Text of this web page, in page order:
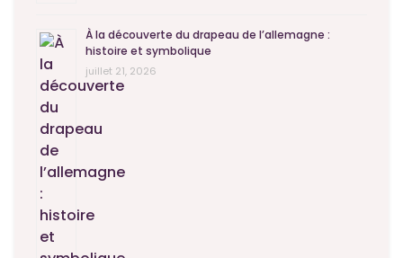
À la découverte du drapeau de l’allemagne :
histoire et symbolique
juillet 21, 2026